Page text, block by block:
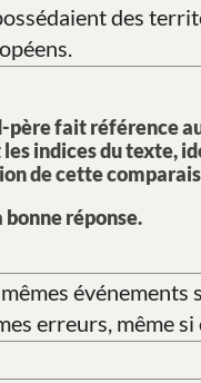
des
père fait référence
indices du texte,
de cette
bonne réponse.
événements
erreurs, même si